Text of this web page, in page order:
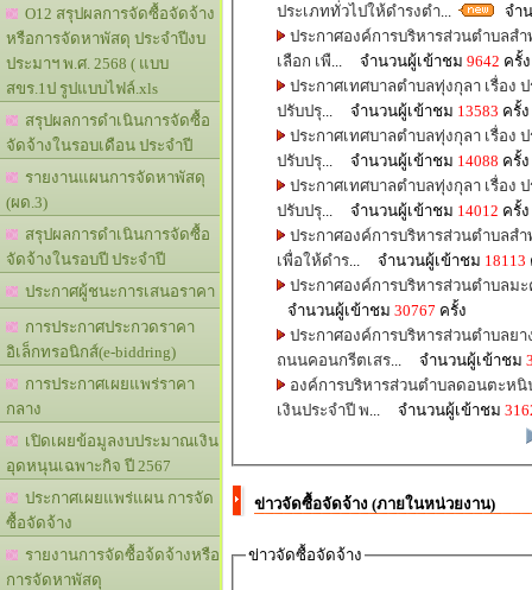
O12 สรุปผลการจัดซื้อจัดจ้าง
หรือการจัดหาพัสดุ ประจำปีงบ
ประมาฯ พ.ศ. 2568 ( แบบ
สขร.1ป รูปแบบไฟล์.xls
สรุปผลการดำเนินการจัดซื้อ
จัดจ้างในรอบเดือน ประจำปี
รายงานแผนการจัดหาพัสดุ
(ผด.3)
สรุปผลการดำเนินการจัดซื้อ
จัดจ้างในรอบปี ประจำปี
ประกาศผู้ชนะการเสนอราคา
การประกาศประกวดราคา
อิเล็กทรอนิกส์(e-biddring)
การประกาศเผยแพร่ราคา
กลาง
เปิดเผยข้อมูลงบประมาณเงิน
อุดหนุนเฉพาะกิจ ปี 2567
ประกาศเผยแพร่แผน การจัด
ซื้อจัดจ้าง
รายงานการจัดซื้อจ้ดจ้างหรือ
การจัดหาพัสดุ
ประเภททั่วไปให้ดำรงตำ
จำ
ประกาศองค์การบริหารส่วนตำบลส
เลือก เพื ... จำนวนผู้เข้าชม 9642 ครั้ง
ประกาศเทศบาลตำบลทุ่งกุลา เรื่อง
ปรับปรุ ... จำนวนผู้เข้าชม 13583 ครั้ง
ประกาศเทศบาลตำบลทุ่งกุลา เรื่อง
ปรับปรุ ... จำนวนผู้เข้าชม 14088 ครั้ง
ประกาศเทศบาลตำบลทุ่งกุลา เรื่อง
ปรับปรุ ... จำนวนผู้เข้าชม 14012 ครั้ง
ประกาศองค์การบริหารส่วนตำบลส
เพื่อให้ดำร ... จำนวนผู้เข้าชม 18113
จำนวนผู้เข้าชม 30767 ครั้ง
ประกาศองค์การบริหารส่วนตำบลยา
ถนนคอนกรีตเสร ... จำนวนผู้เข้าชม
องค์การบริหารส่วนตำบลดอนตะหนิ
เงินประจำปี พ ... จำนวนผู้เข้าชม
ข่าวจัดซื้อจัดจ้าง (ภายในหน่วยงาน)
ข่าวจัดซื้อจัดจ้าง